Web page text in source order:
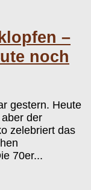
–
noch
gestern. Heute
der
zelebriert das
70er...